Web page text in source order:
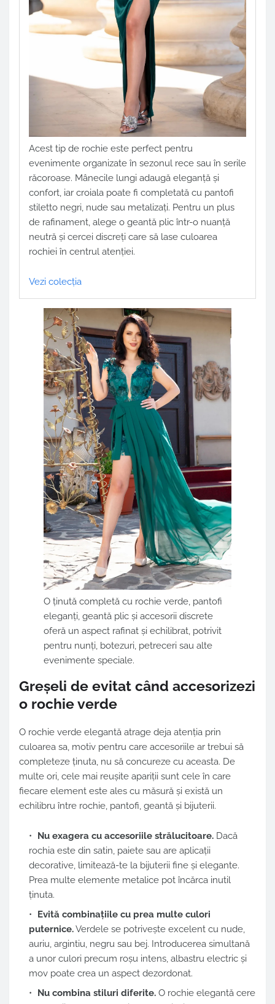
Acest tip de rochie este perfect pentru
evenimente organizate în sezonul rece sau în serile
răcoroase. Mânecile lungi adaugă eleganță și
confort, iar croiala poate fi completată cu pantofi
stiletto negri, nude sau metalizați. Pentru un plus
de rafinament, alege o geantă plic într-o nuanță
neutră și cercei discreți care să lase culoarea
rochiei în centrul atenției.
Vezi colecția
O ținută completă cu rochie verde, pantofi
eleganți, geantă plic și accesorii discrete
oferă un aspect rafinat și echilibrat, potrivit
pentru nunți, botezuri, petreceri sau alte
evenimente speciale.
Greșeli de evitat când accesorizezi
o rochie verde
O rochie verde elegantă atrage deja atenția prin
culoarea sa, motiv pentru care accesoriile ar trebui să
completeze ținuta, nu să concureze cu aceasta. De
multe ori, cele mai reușite apariții sunt cele în care
fiecare element este ales cu măsură și există un
echilibru între rochie, pantofi, geantă și bijuterii.
Nu exagera cu accesoriile strălucitoare. Dacă
rochia este din satin, paiete sau are aplicații
decorative, limitează-te la bijuterii fine și elegante.
Prea multe elemente metalice pot încărca inutil
ținuta.
Evită combinațiile cu prea multe culori
puternice.Verdele se potrivește excelent cu nude,
auriu, argintiu, negru sau bej. Introducerea simultană
a unor culori precum roșu intens, albastru electric și
mov poate crea un aspect dezordonat.
Nu combina stiluri diferite. O rochie elegantă cere